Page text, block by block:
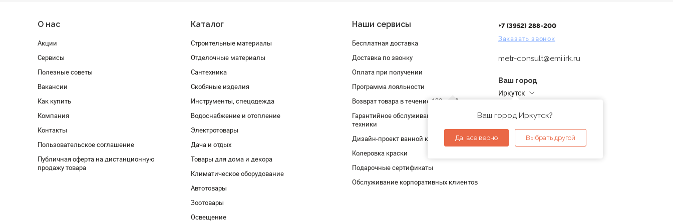
О нас
Акции
Сервисы
Полезные советы
Вакансии
Как купить
Компания
Контакты
Пользовательское соглашение
Публичная оферта на дистанционную
продажу товара
Каталог
Строительные материалы
Отделочные материалы
Сантехника
Скобяные изделия
Инструменты, спецодежда
Водоснабжение и отопление
Электротовары
Дача и отдых
Товары для дома и декора
Климатическое оборудование
Автотовары
Зоотовары
Освещение
Наши сервисы
Бесплатная доставка
Доставка по звонку
Оплата при получении
Программа лояльности
Возврат товара в течение 120 дней
Гарантийное обслуживание и проверка
техники
Дизайн-проект ванной комнаты
Колеровка краски
Подарочные сертификаты
Обслуживание корпоративных клиентов
+7 (3952) 288-200
Заказать звонок
metr-consult@emi.irk.ru
Ваш город
Иркутск
Ваш город Иркутск?
Да, все верно Выбрать другой